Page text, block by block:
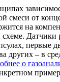
смеси от
на
Датчики
первые
других – в
о